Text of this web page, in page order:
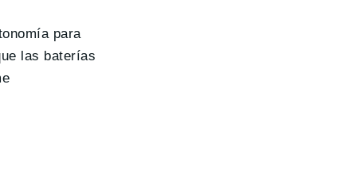
para
las baterías